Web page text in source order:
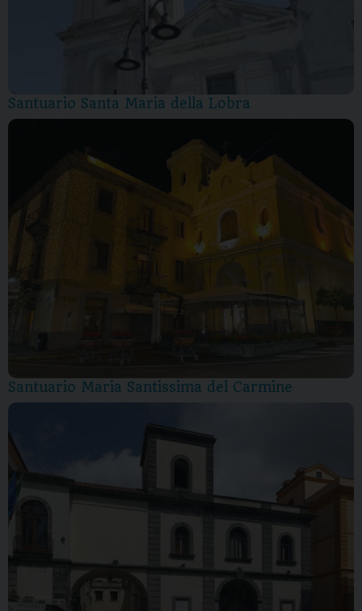
Santuario Santa Maria della Lobra
Santuario Maria Santissima del Carmine